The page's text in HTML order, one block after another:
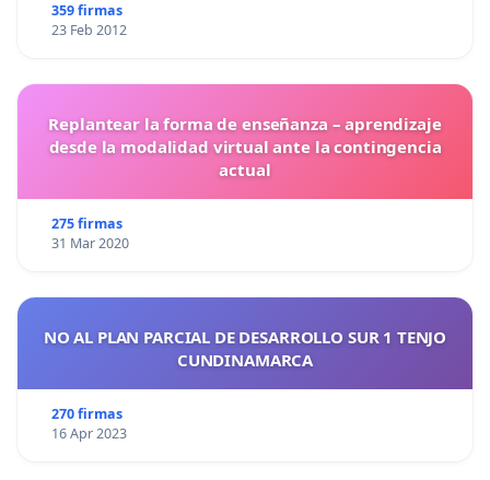
359 firmas
23 Feb 2012
Replantear la forma de enseñanza – aprendizaje
desde la modalidad virtual ante la contingencia
actual
275 firmas
31 Mar 2020
NO AL PLAN PARCIAL DE DESARROLLO SUR 1 TENJO
CUNDINAMARCA
270 firmas
16 Apr 2023